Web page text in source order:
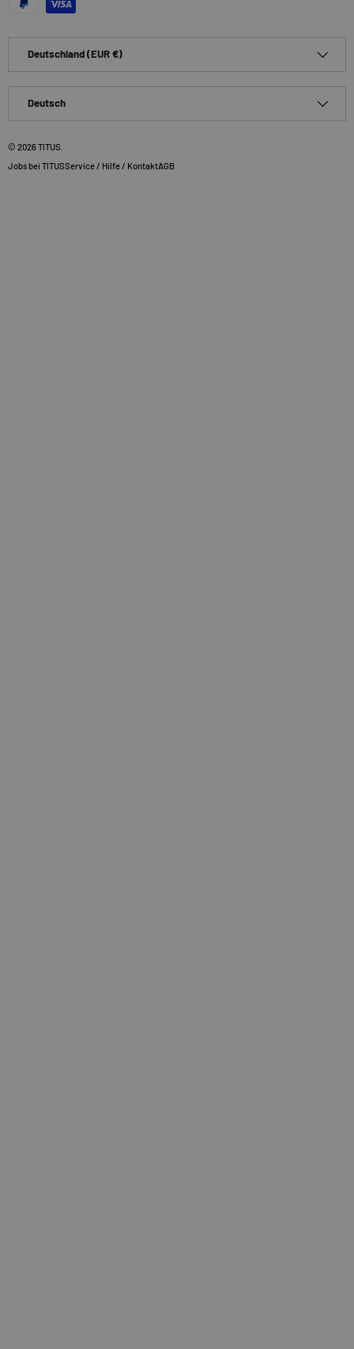
Deutschland (EUR €)
Deutsch
© 2026TITUS
Jobs bei TITUSService / Hilfe / KontaktAGB